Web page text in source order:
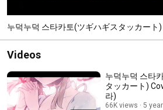
누덕누덕 스타카토(ツギハギスタッカート
Videos
누덕누덕 스타
タッカート)
라)
66K views 5